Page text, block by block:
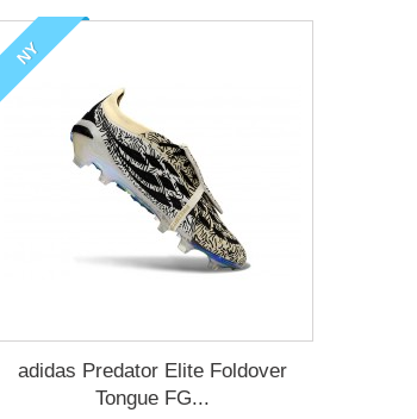
NY
adidas Predator Elite Foldover
Tongue FG...